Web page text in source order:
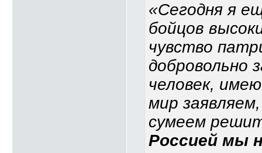
«Сегодня я
бойцов
чувство
добровольно
человек,
мир
сумеем
Россией мы